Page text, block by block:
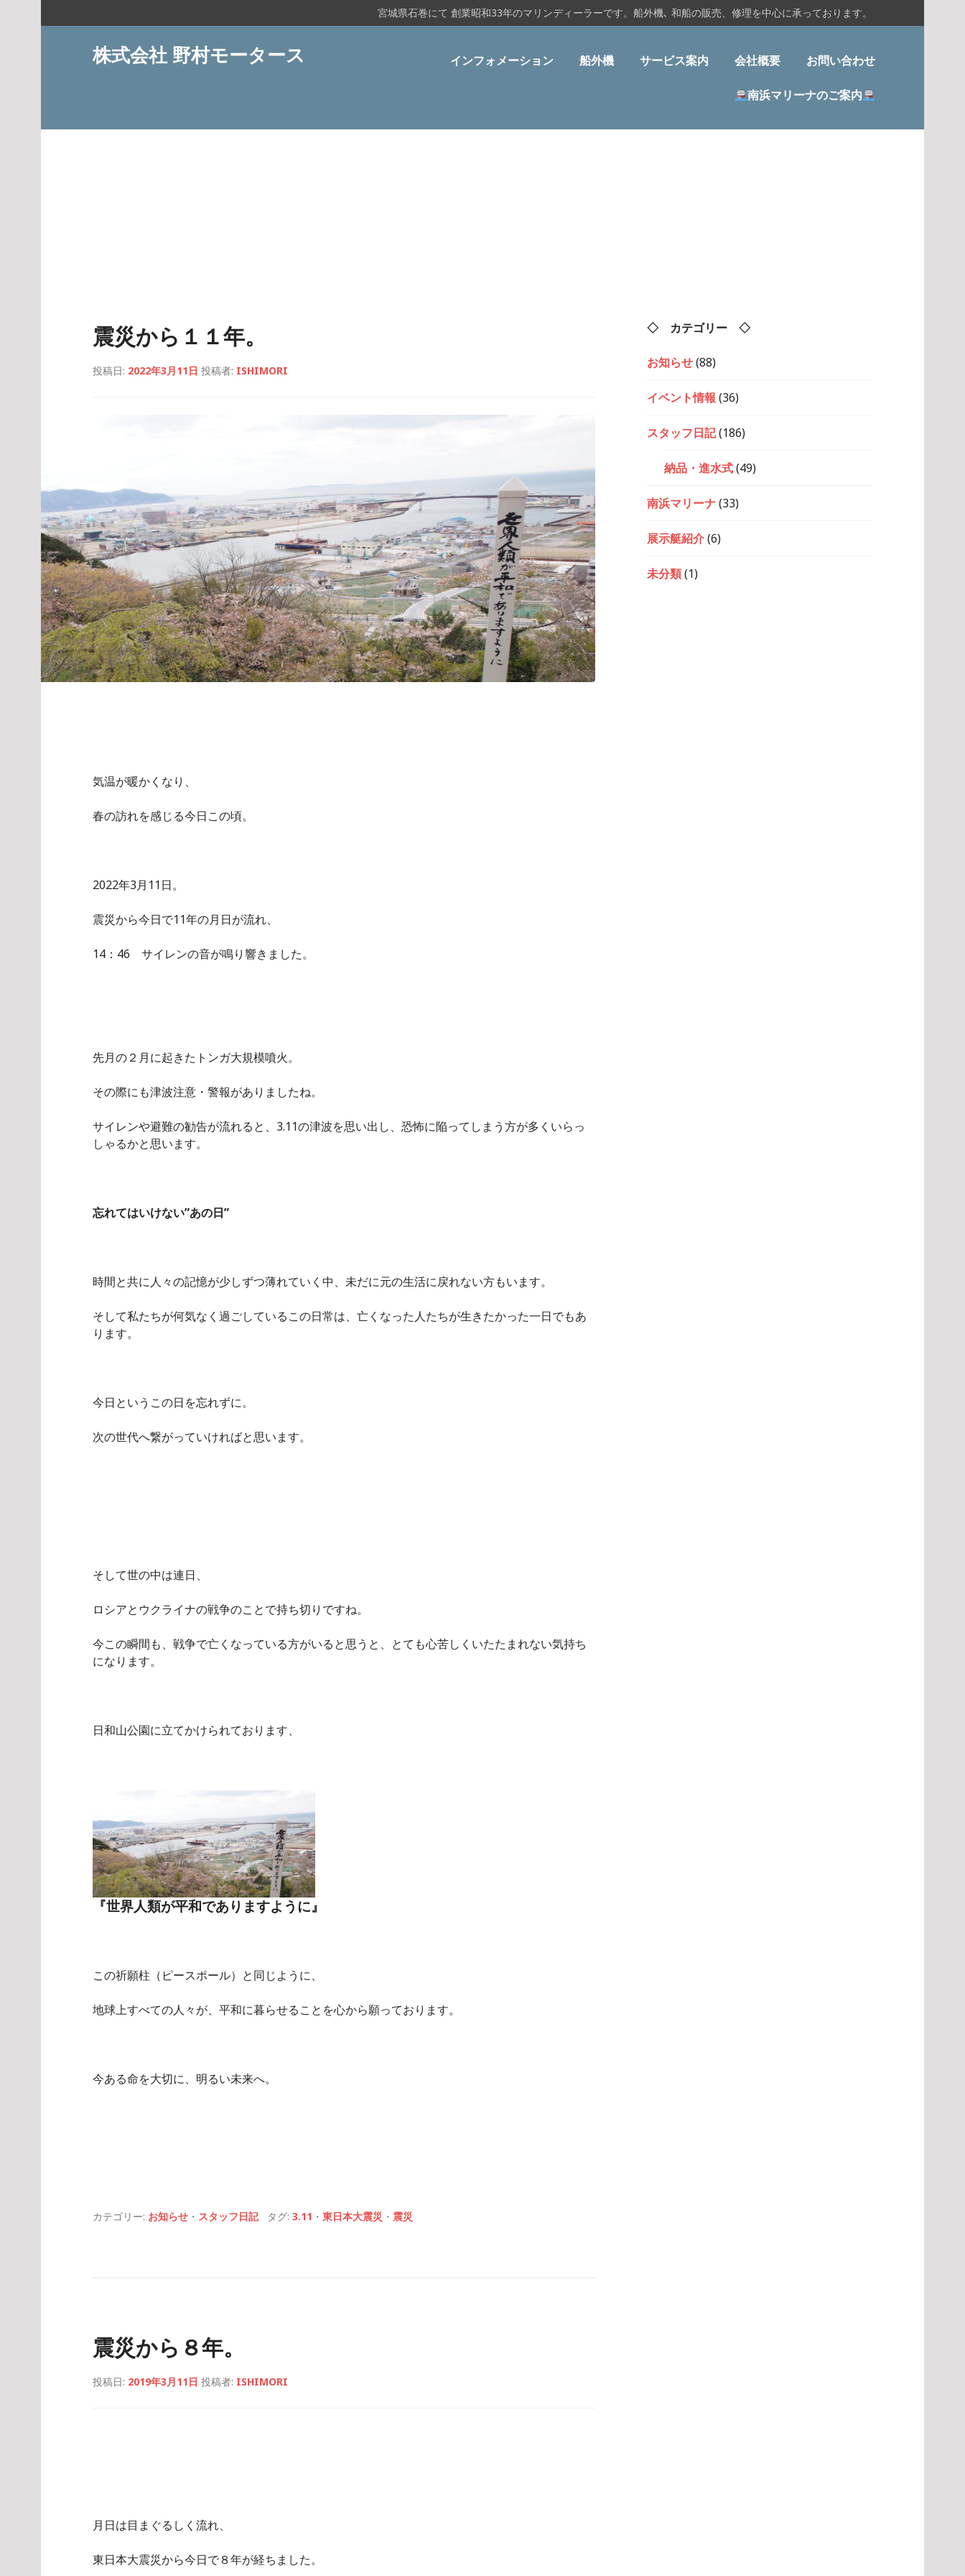
ン
キ
宮城県石巻にて 創業昭和33年のマリンディーラーです。船外機､ 和船の販売、修理を中心に承っております。
株式会社 野村モータース インフォメーション 船外機 サービス案内 会社概要 お問い合わせ
南浜マリーナのご案内
震災から１１年。
投稿日: 2022年3月11日 投稿者: ISHIMORI
気温が暖かくなり、
春の訪れを感じる今日この頃。
2022年3月11日。
震災から今日で11年の月日が流れ、
14：46 サイレンの音が鳴り響きました。
先月の２月に起きたトンガ大規模噴火。
その際にも津波注意・警報がありましたね。
サイレンや避難の勧告が流れると、3.11の津波を思い出し、恐怖に陥ってしまう方が多くいらっ
しゃるかと思います。
忘れてはいけない”あの日”
時間と共に人々の記憶が少しずつ薄れていく中、未だに元の生活に戻れない方もいます。
そして私たちが何気なく過ごしているこの日常は、亡くなった人たちが生きたかった一日でもあ
ります。
今日というこの日を忘れずに。
次の世代へ繋がっていければと思います。
そして世の中は連日、
ロシアとウクライナの戦争のことで持ち切りですね。
今この瞬間も、戦争で亡くなっている方がいると思うと、とても心苦しくいたたまれない気持ち
になります。
日和山公園に立てかけられております、
『世界人類が平和でありますように』
この祈願柱（ピースポール）と同じように、
地球上すべての人々が、平和に暮らせることを心から願っております。
今ある命を大切に、明るい未来へ。
カテゴリー: お知らせ ・ スタッフ日記 タグ: 3.11 ・ 東日本大震災 ・ 震災
震災から８年。
投稿日: 2019年3月11日 投稿者: ISHIMORI
月日は目まぐるしく流れ、
東日本大震災から今日で８年が経ちました。
◇ カテゴリー ◇
お知らせ(88)
イベント情報 (36)
スタッフ日記(186)
納品・進水式(49)
南浜マリーナ(33)
展示艇紹介(6)
未分類(1)